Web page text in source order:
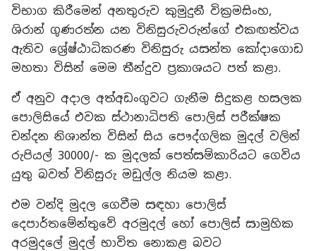
විභාග කිරීමෙන් අනතුරුව කුමුදුනී වික්‍රමසිංහ,
ශිරාන් ගුණරත්න යන විනිසුරුවරුන්ගේ එකඟත්වය
ඇතිව ශ්‍රේෂ්ඨාධිකරණ විනිසුරු යසන්ත කෝදාගොඩ
මහතා විසින් මෙම තීන්දුව ප්‍රකාශයට පත් කළා.
ඒ අනුව අදාල අත්අඩංගුවට ගැනීම සිදුකළ හසලක
පොලිසියේ එවක ස්ථානාධිපති පොලිස් පරීක්ෂක
චන්දන නිශාන්ත විසින් සිය පෞද්ගලික මුදල් වලින්
රුපියල් 30000/- ක මුදලක් පෙත්සම්කාරියට ගෙවිය
යුතු බවත් විනිසුරු මඩුල්ල නියම කළා.
එම වන්දි මුදල ගෙවීම සඳහා පොලිස්
දෙපාර්තමේන්තුවේ අරමුදල් හෝ පොලිස් සාමුහික
අරමුදලේ මුදල් භාවිත නොකළ බවට